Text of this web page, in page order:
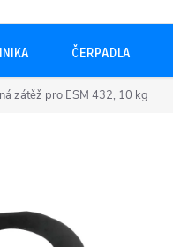
ČERPADLA
zátěž pro ESM 432, 10 kg